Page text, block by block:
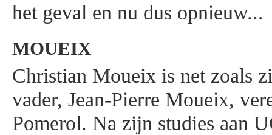
het geval en nu dus opnieuw...
MOUEIX
Christian Moueix is net zoals
vader, Jean-Pierre Moueix,
Pomerol. Na zijn studies aan